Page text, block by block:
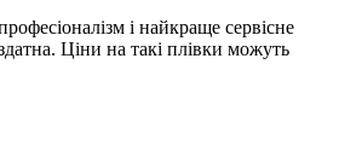
і найкраще сервісне
Ціни на такі плівки можуть